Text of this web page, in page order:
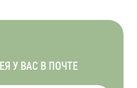
У ВАС В ПОЧТЕ